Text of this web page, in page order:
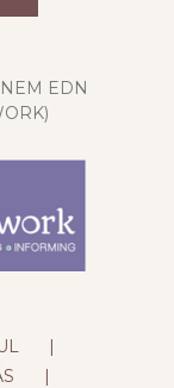
EDN